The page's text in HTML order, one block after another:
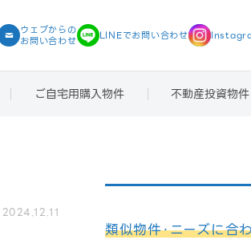
ウェブからの
お問い合わせ LINEでお問い合わせ
ご自宅用購入物件 不動産投資物件
2024.12.11
類似物件・ニーズに合